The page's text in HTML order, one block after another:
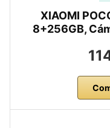
XIAOMI
8+256GB,